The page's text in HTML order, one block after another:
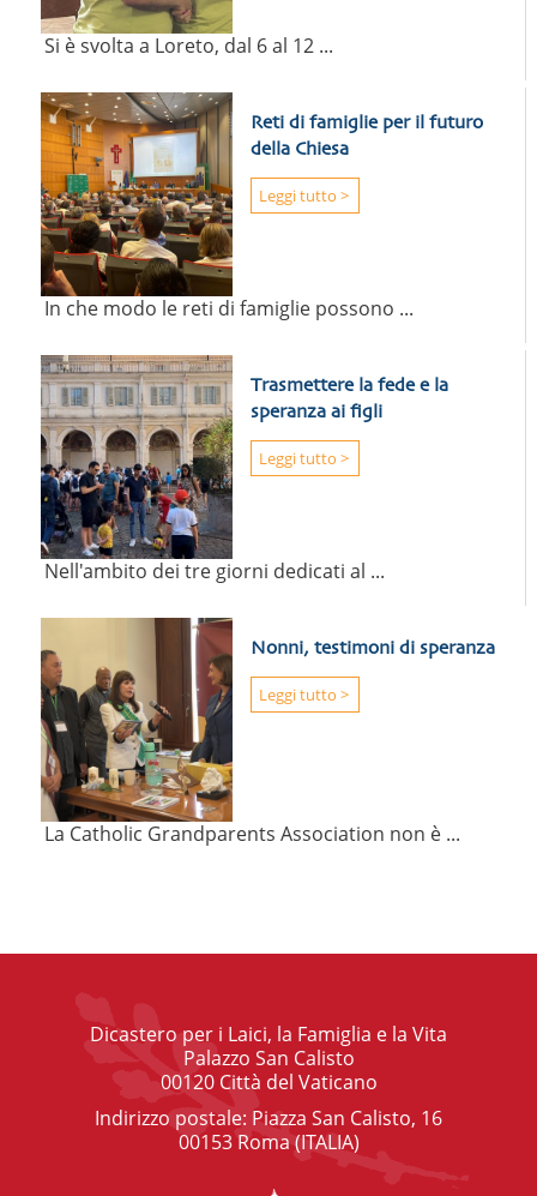
Si è svolta a Loreto, dal 6 al 12 ...
Reti di famiglie per il futuro
della Chiesa
In che modo le reti di famiglie possono ...
Leggi tutto >
Trasmettere la fede e la
speranza ai figli
Nell'ambito dei tre giorni dedicati al ...
Leggi tutto >
Nonni, testimoni di speranza
La Catholic Grandparents Association non è ...
Leggi tutto >
Dicastero per i Laici, la Famiglia e la Vita
Palazzo San Calisto
00120 Città del Vaticano
Indirizzo postale: Piazza San Calisto, 16
00153 Roma (ITALIA)